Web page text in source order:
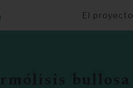
El proyecto